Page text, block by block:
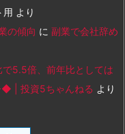
用 より
の傾向 に 副業で会社辞め
で5.5倍、前年比としては
投資5ちゃんねる より